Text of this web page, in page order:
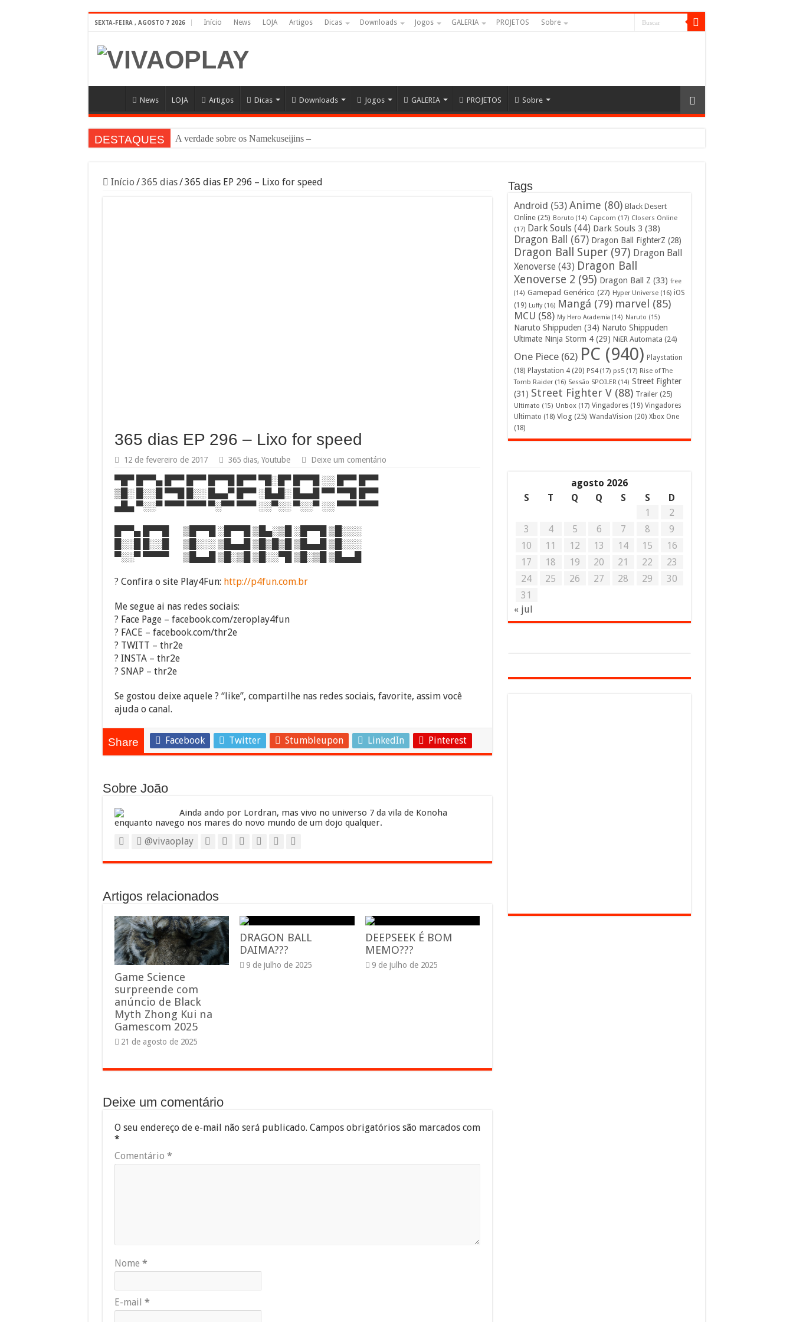
SEXTA-FEIRA , AGOSTO 7 2026 Início News LOJA Artigos Dicas Downloads Jogos GALERIA PROJETOS Sobre
News LOJA Artigos Dicas Downloads Jogos GALERIA PROJETOS Sobre
DESTAQUES A verdade sobre os Namekuseijins – DRAGON BALL #N
Início /365 dias/365 dias EP 296 – Lixo for speed
365 dias EP 296 – Lixo for speed
12 de fevereiro de 2017 365 dias, Youtube Deixe um comentário
▀█▀ █▀▀▄ █▀▀ █▀▀ █▀▀█ █▀▀ ▀█░█▀ █▀▀█ ░░ █▀▀ █▀▀
▒█░ █░░█ ▀▀█ █░░ █▄▄▀ █▀▀ ░█▄█░ █▄▄█ ▀▀ ▀▀█ █▀▀
▄█▄ ▀░░▀ ▀▀▀ ▀▀▀ ▀░▀▀ ▀▀▀ ░░▀░░ ▀░░▀ ░░ ▀▀▀ ▀▀▀
█▀▀▄ █▀▀█ ▒█▀▀█ ░█▀▀█ ▒█▄░▒█ ░█▀▀█ ▒█░░░
█░░█ █░░█ ▒█░░░ ▒█▄▄█ ▒█▒█▒█ ▒█▄▄█ ▒█░░░
▀░░▀ ▀▀▀▀ ▒█▄▄█ ▒█░▒█ ▒█░░▀█ ▒█░▒█ ▒█▄▄█
? Confira o site Play4Fun: http://p4fun.com.br
Me segue ai nas redes sociais:
? Face Page – facebook.com/zeroplay4fun
? FACE – facebook.com/thr2e
? TWITT – thr2e
? INSTA – thr2e
? SNAP – thr2e
Se gostou deixe aquele ? “like”, compartilhe nas redes sociais, favorite, assim você
ajuda o canal.
Share Facebook Twitter Stumbleupon LinkedIn Pinterest
Sobre João
Ainda ando por Lordran, mas vivo no universo 7 da vila de Konoha
enquanto navego nos mares do novo mundo de um dojo qualquer.
@vivaoplay
Artigos relacionados
Game Science
surpreende com
anúncio de Black
Myth Zhong Kui na
Gamescom 2025
21 de agosto de 2025
DRAGON BALL
DAIMA???
9 de julho de 2025
DEEPSEEK É BOM
MEMO???
9 de julho de 2025
Deixe um comentário
O seu endereço de e-mail não será publicado. Campos obrigatórios são marcados com
*
Comentário *
Nome *
E-mail *
Tags
Android (53) Anime (80) Black Desert
Online(25) Boruto (14) Capcom (17) Closers Online
(17) Dark Souls(44) Dark Souls 3 (38)
Dragon Ball (67) Dragon Ball FighterZ (28)
Dragon Ball Super(97) Dragon Ball
Xenoverse (43) Dragon Ball
Xenoverse 2 (95) Dragon Ball Z (33) free
(14) Gamepad Genérico (27) Hyper Universe(16) iOS
(19) Luffy(16) Mangá (79) marvel (85)
MCU (58) My Hero Academia (14) Naruto (15)
Naruto Shippuden (34) Naruto Shippuden
Ultimate Ninja Storm 4(29) NiER Automata (24)
One Piece(62) PC (940) Playstation
(18) Playstation 4(20) PS4(17) ps5(17) Rise of The
Tomb Raider(16) Sessão SPOILER(14) Street Fighter
(31) Street Fighter V(88) Trailer(25)
Ultimato (15) Unbox(17) Vingadores(19) Vingadores
Ultimato (18) Vlog (25) WandaVision (20) Xbox One
(18)
agosto 2026
S
T Q Q S S
D
1
2
3
4 5 6 7 8
9
10
11 12 13 14 15
16
17
18 19 20 21 22
23
24
25 26 27 28 29
30
31
« jul